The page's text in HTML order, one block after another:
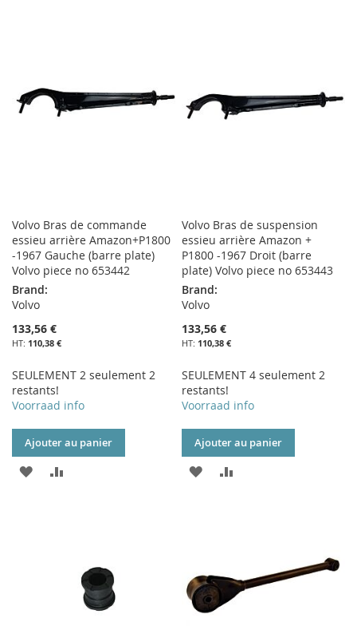
D’ENVIE
D’ENVIE
Volvo Bras de commande
essieu arrière Amazon+P1800
-1967 Gauche (barre plate)
Volvo piece no 653442
Brand:
Volvo
133,56 €
110,38 €
SEULEMENT 2 seulement 2
restants!
Voorraad info
Ajouter au panier
AJOUTER
Volvo Bras de suspension
essieu arrière Amazon +
P1800 -1967 Droit (barre
plate) Volvo piece no 653443
Brand:
Volvo
133,56 €
110,38 €
SEULEMENT 4 seulement 2
restants!
Voorraad info
Ajouter au panier
AJOUTER
D’ENVIE